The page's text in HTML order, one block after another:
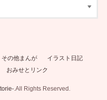
その他まんが
イラスト日記
おみせとリンク
.All Rights Reserved.